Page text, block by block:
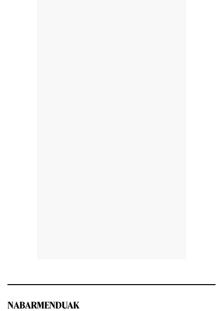
NABARMENDUAK